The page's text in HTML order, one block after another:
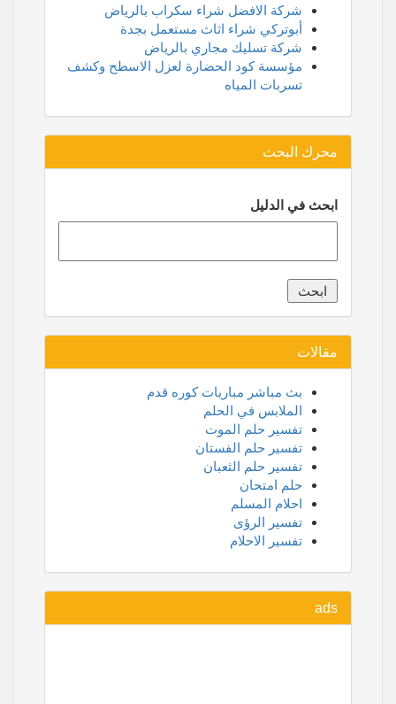
شركة الافضل شراء سكراب بالرياض
أبوتركي شراء اثاث مستعمل بجدة
شركة تسليك مجاري بالرياض
مؤسسة كود الحضارة لعزل الاسطح وكشف
تسربات المياه
محرك البحث
ابحث في الدليل
مقالات
بث مباشر مباريات كوره قدم
الملابس في الحلم
تفسير حلم الموت
تفسير حلم الفستان
تفسير حلم الثعبان
حلم امتحان
احلام المسلم
تفسير الرؤى
تفسير الاحلام
ads